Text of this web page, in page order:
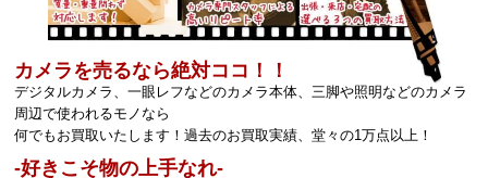
カメラを売るなら絶対ココ！！
デジタルカメラ、一眼レフなどのカメラ本体、三脚や照明などのカメラ
周辺で使われるモノなら
何でもお買取いたします！過去のお買取実績、堂々の1万点以上！
‐好きこそ物の上手なれ‐